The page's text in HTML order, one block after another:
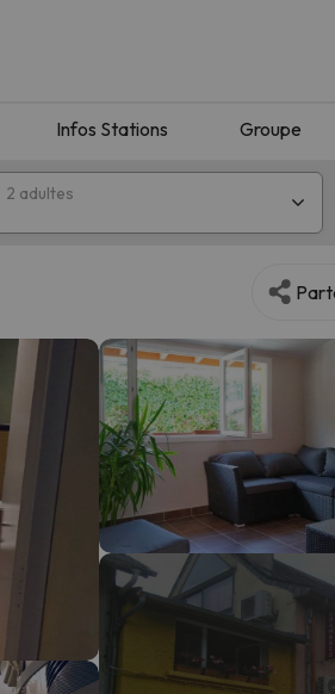
Infos Stations Groupe
2 adultes
la destination.